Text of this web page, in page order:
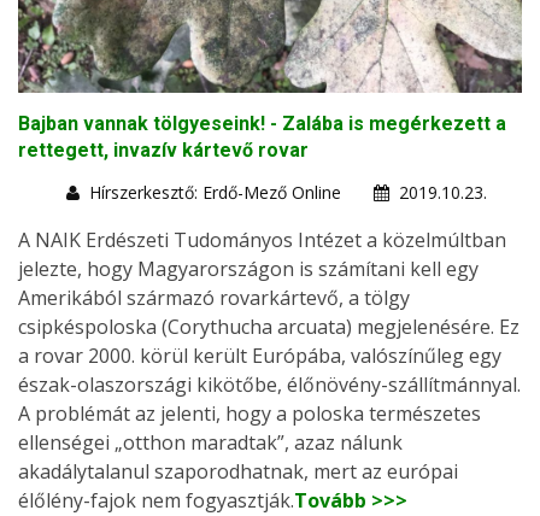
Bajban vannak tölgyeseink! - Zalába is megérkezett a
rettegett, invazív kártevő rovar
Hírszerkesztő: Erdő-Mező Online
2019.10.23.
A NAIK Erdészeti Tudományos Intézet a közelmúltban
jelezte, hogy Magyarországon is számítani kell egy
Amerikából származó rovarkártevő, a tölgy
csipkéspoloska (Corythucha arcuata) megjelenésére. Ez
a rovar 2000. körül került Európába, valószínűleg egy
észak-olaszországi kikötőbe, élőnövény-szállítmánnyal.
A problémát az jelenti, hogy a poloska természetes
ellenségei „otthon maradtak”, azaz nálunk
akadálytalanul szaporodhatnak, mert az európai
élőlény-fajok nem fogyasztják.Tovább >>>